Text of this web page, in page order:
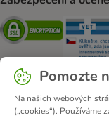
Security
Pomozte
Na našich webových
(„cookies“). Používáme